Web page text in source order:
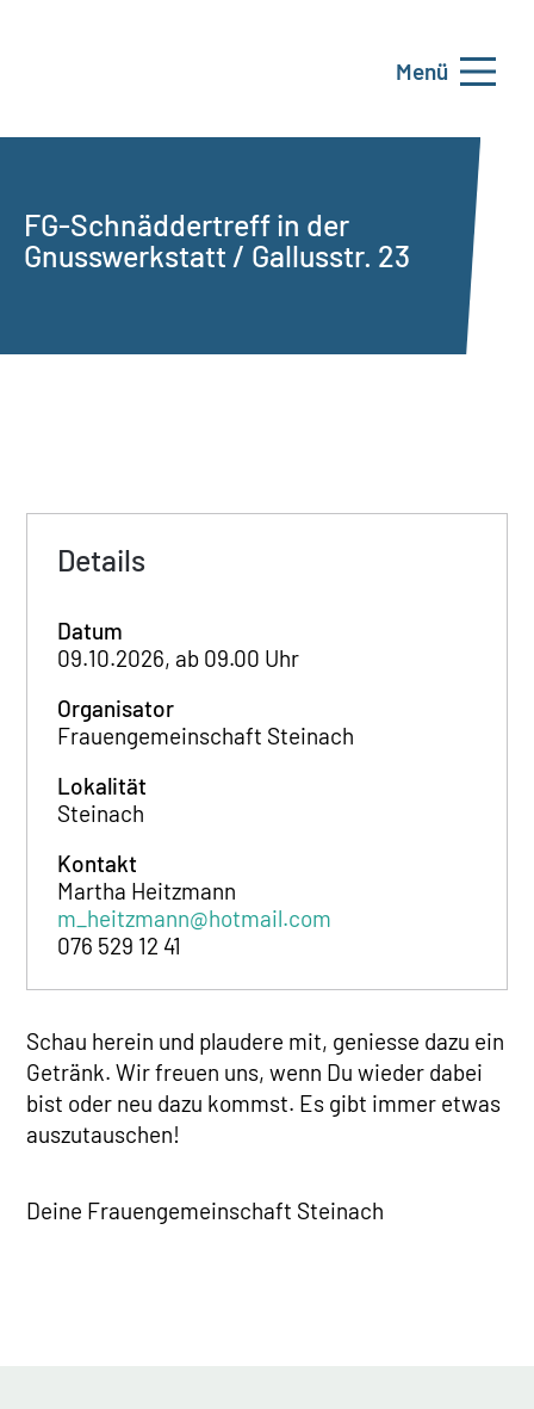
Menü
FG-Schnäddertreff in der
Gnusswerkstatt / Gallusstr. 23
Details
Datum
09.10.2026, ab 09.00 Uhr
Organisator
Frauengemeinschaft Steinach
Lokalität
Steinach
Kontakt
Martha Heitzmann
m_heitzmann@hotmail.com
076 529 12 41
Schau herein und plaudere mit, geniesse dazu ein
Getränk. Wir freuen uns, wenn Du wieder dabei
bist oder neu dazu kommst. Es gibt immer etwas
auszutauschen!
Deine Frauengemeinschaft Steinach